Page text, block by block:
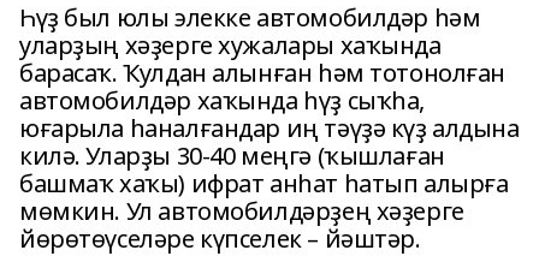
Һүҙ был юлы элекке автомобилдәр һәм
уларҙың хәҙерге хужалары хаҡында
барасаҡ. Ҡулдан алынған һәм тотонолған
автомобилдәр хаҡында һүҙ сыҡһа,
юғарыла һаналғандар иң тәүҙә күҙ алдына
килә. Уларҙы 30-40 меңгә (ҡышлаған
башмаҡ хаҡы) ифрат анһат һатып алырға
мөмкин. Ул автомобилдәрҙең хәҙерге
йөрөтөүселәре күпселек – йәштәр.